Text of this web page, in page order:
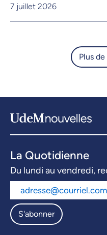
7 juillet 2026
Plus
La Quotidienne
Du lundi au vendredi,
S'abonner